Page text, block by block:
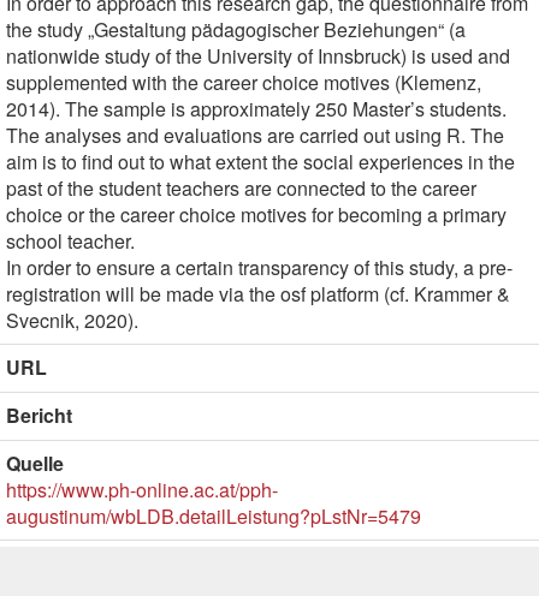
the study „Gestaltung pädagogischer Beziehungen“ (a
nationwide study of the University of Innsbruck) is used and
supplemented with the career choice motives (Klemenz,
2014). The sample is approximately 250 Master’s students.
The analyses and evaluations are carried out using R. The
aim is to find out to what extent the social experiences in the
past of the student teachers are connected to the career
choice or the career choice motives for becoming a primary
school teacher.
In order to ensure a certain transparency of this study, a pre-
registration will be made via the osf platform (cf. Krammer &
Svecnik, 2020).
URL
Bericht
Quelle
https://www.ph-online.ac.at/pph-
augustinum/wbLDB.detailLeistung?pLstNr=5479